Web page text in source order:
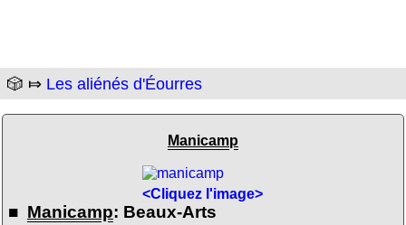
🎲 ⤇ Les aliénés d'Éourres
Manicamp
<Cliquez l'image>
■ Manicamp: Beaux-Arts